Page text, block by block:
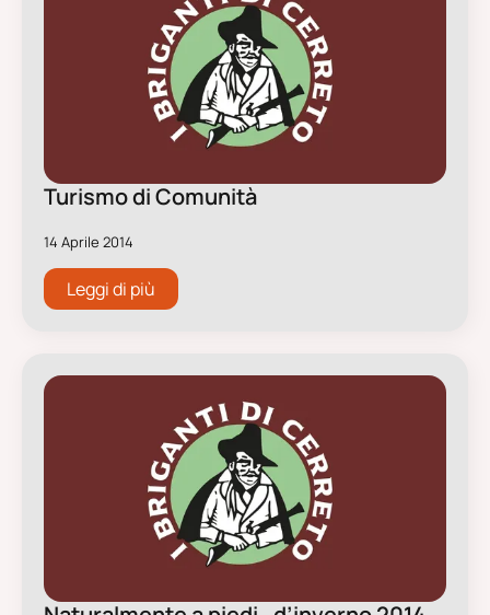
Turismo di Comunità
14 Aprile 2014
Leggi di più